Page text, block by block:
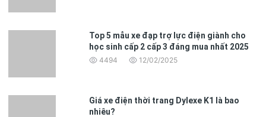
Top 5 mẫu xe đạp trợ lực điện giành cho
học sinh cấp 2 cấp 3 đáng mua nhất 2025
4494 12/02/2025
Giá xe điện thời trang Dylexe K1 là bao
nhiêu?